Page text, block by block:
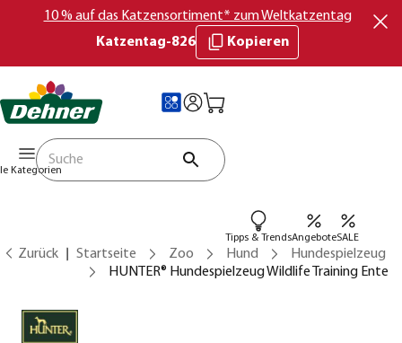
10 % auf das Katzensortiment* zum Weltkatzentag
Katzentag-826
Kopieren
Kategorien
Tipps & TrendsAngeboteSALE
Zurück Startseite Zoo Hund
Hundespielzeug
HUNTER® Hundespielzeug Wildlife Training Ente